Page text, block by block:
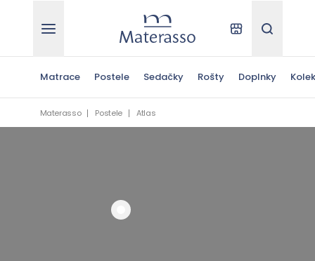
Materasso Kde kúpiťHľadať
Matrace Postele Sedačky Rošty Doplnky
Materasso Postele Atlas